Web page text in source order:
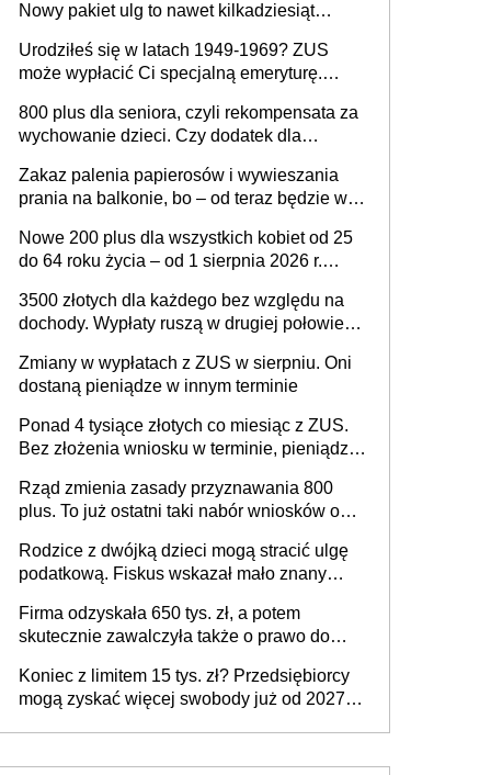
Nowy pakiet ulg to nawet kilkadziesiąt
odebrać pieniądze
Urodziłeś się w latach 1949-1969? ZUS
może wypłacić Ci specjalną emeryturę.
800 plus dla seniora, czyli rekompensata za
wychowanie dzieci. Czy dodatek dla
Zakaz palenia papierosów i wywieszania
prania na balkonie, bo – od teraz będzie w
a właścicielowi mieszkania przysługiwać
będzie wyłącznie służebność? Nowy projekt
rządowy
Nowe 200 plus dla wszystkich kobiet od 25
do 64 roku życia – od 1 sierpnia 2026 r.
programu rządowego
3500 złotych dla każdego bez względu na
dochody. Wypłaty ruszą w drugiej połowie
Zmiany w wypłatach z ZUS w sierpniu. Oni
dostaną pieniądze w innym terminie
Ponad 4 tysiące złotych co miesiąc z ZUS.
Bez złożenia wniosku w terminie, pieniądze
Rząd zmienia zasady przyznawania 800
plus. To już ostatni taki nabór wniosków o
Rodzice z dwójką dzieci mogą stracić ulgę
podatkową. Fiskus wskazał mało znany
Firma odzyskała 650 tys. zł, a potem
skutecznie zawalczyła także o prawo do
Koniec z limitem 15 tys. zł? Przedsiębiorcy
mogą zyskać więcej swobody już od 2027